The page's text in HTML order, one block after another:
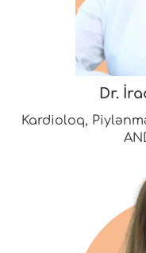
Dr.
Kardioloq,